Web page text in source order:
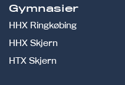
Gymnasier
HHX Ringkøbing
HHX Skjern
HTX Skjern